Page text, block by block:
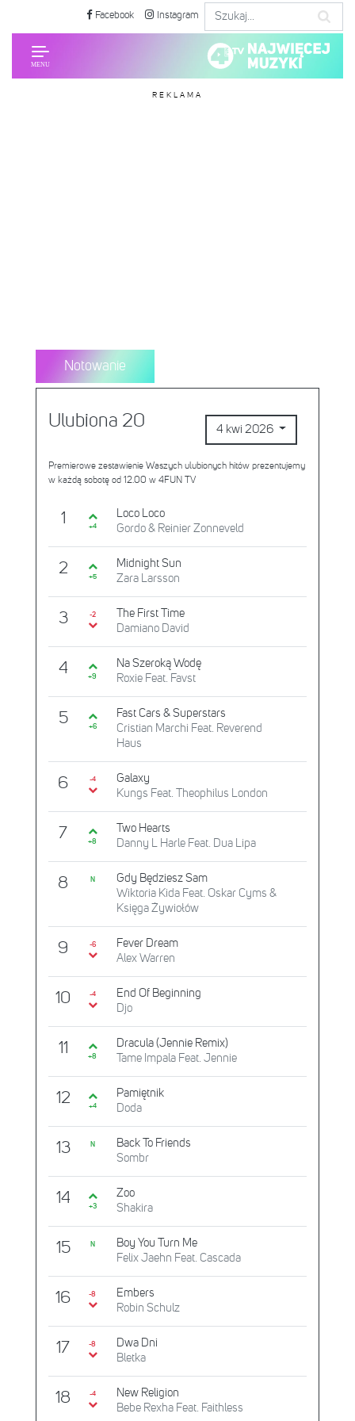
Facebook Instagram
REKLAMA
Notowanie
Ulubiona 20 4 kwi 2026
Premierowe zestawienie Waszych ulubionych hitów prezentujemy
w każdą sobotę od 12.00 w 4FUN TV
1 +4
Loco Loco
Gordo & Reinier Zonneveld
2 +5
Midnight Sun
Zara Larsson
3 -2
The First Time
Damiano David
4 +9
Na Szeroką Wodę
Roxie Feat. Favst
5 +6
Fast Cars & Superstars
Cristian Marchi Feat. Reverend
Haus
6 -4
Galaxy
Kungs Feat. Theophilus London
7 +8
Two Hearts
Danny L Harle Feat. Dua Lipa
8 N
Gdy Będziesz Sam
Wiktoria Kida Feat. Oskar Cyms &
Księga Żywiołów
9 -6
Fever Dream
Alex Warren
10 -4
End Of Beginning
Djo
11 +8
Dracula (Jennie Remix)
Tame Impala Feat. Jennie
12 +4
Pamiętnik
Doda
13 N
Back To Friends
Sombr
14 +3
Zoo
Shakira
15 N
Boy You Turn Me
Felix Jaehn Feat. Cascada
16 -8
Embers
Robin Schulz
17 -8
Dwa Dni
Bletka
18 -4
New Religion
Bebe Rexha Feat. Faithless